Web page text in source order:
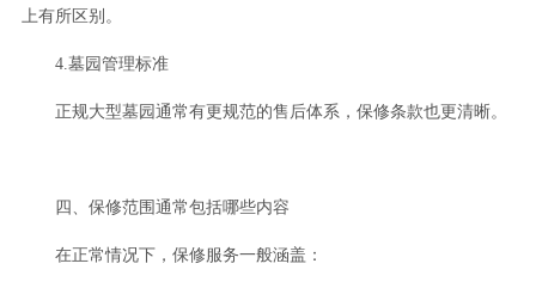
上有所区别。
4.墓园管理标准
正规大型墓园通常有更规范的售后体系，保修条款也更清晰。
四、保修范围通常包括哪些内容
在正常情况下，保修服务一般涵盖：